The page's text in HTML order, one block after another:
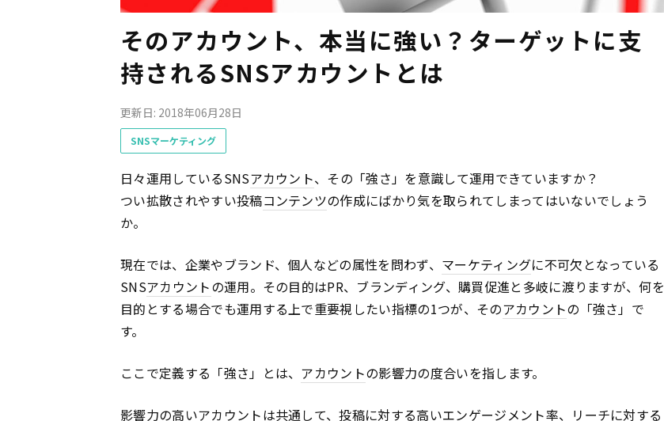
そのアカウント、本当に強い？ターゲットに支
持されるSNSアカウントとは
更新日: 2018年06月28日
SNSマーケティング
日々運用しているSNSアカウント、その「強さ」を意識して運用できていますか？
つい拡散されやすい投稿コンテンツの作成にばかり気を取られてしまってはいないでしょう
か。
現在では、企業やブランド、個人などの属性を問わず、 マーケティングに不可欠となっている
SNSアカウントの運用。その目的はPR、ブランディング、購買促進と多岐に渡りますが、何を
目的とする場合でも運用する上で重要視したい指標の1つが、そのアカウントの「強さ」で
す。
ここで定義する「強さ」とは、 アカウントの影響力の度合いを指します。
影響力の高いアカウントは共通して、投稿に対する高いエンゲージメント率、リーチに対する